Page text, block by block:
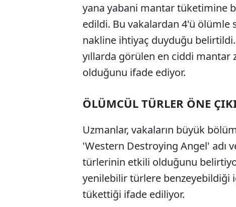
yana yabani mantar tüketimine
edildi. Bu vakalardan 4'ü ölümle
nakline ihtiyaç duyduğu belirtildi.
yıllarda görülen en ciddi mantar
olduğunu ifade ediyor.
ÖLÜMCÜL TÜRLER ÖNE
Uzmanlar, vakaların büyük
'Western Destroying Angel' adı
türlerinin etkili olduğunu
yenilebilir türlere benzeyebildiği
tükettiği ifade ediliyor.